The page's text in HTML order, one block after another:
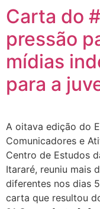
Carta do
pressão
mídias
para a
A oitava edição do
Comunicadores e
Centro de Estudos
Itararé, reuniu mais
diferentes nos dias
carta que resultou